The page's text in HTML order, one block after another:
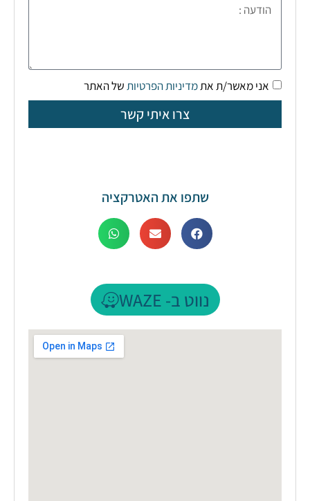
אני מאשר/ת אתמדיניות הפרטיותשל האתר
צרו איתי קשר
שתפו את האטרקציה
נווט ב- WAZE